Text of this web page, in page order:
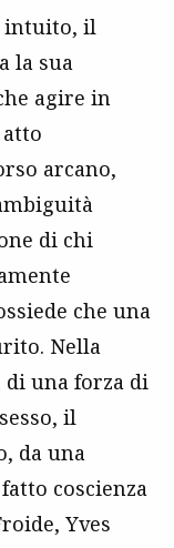
intuito, il
la sua
agire in
arcano,
di chi
che una
Nella
una forza di
il
da una
coscienza
Yves